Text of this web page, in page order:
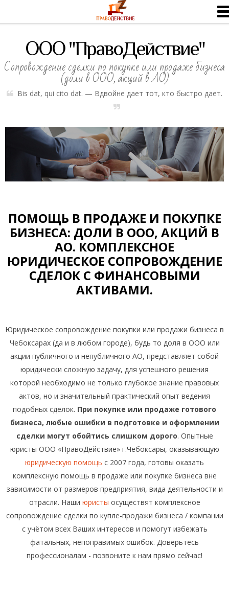
ООО "ПравоДействие"
Сопровождение сделки по покупке или продаже бизнеса
(доли в ООО, акций в АО)
Bis dat, qui cito dat. — Вдвойне дает тот, кто быстро дает.
ПОМОЩЬ В ПРОДАЖЕ И ПОКУПКЕ
БИЗНЕСА: ДОЛИ В ООО, АКЦИЙ В
АО. КОМПЛЕКСНОЕ
ЮРИДИЧЕСКОЕ СОПРОВОЖДЕНИЕ
СДЕЛОК С ФИНАНСОВЫМИ
АКТИВАМИ.
Юридическое сопровождение покупки или продажи бизнеса в
Чебоксарах (да и в любом городе), будь то доля в ООО или
акции публичного и непубличного АО, представляет собой
юридически сложную задачу, для успешного решения
которой необходимо не только глубокое знание правовых
актов, но и значительный практический опыт ведения
подобных сделок. При покупке или продаже готового
бизнеса, любые ошибки в подготовке и оформлении
сделки могут обойтись слишком дорого. Опытные
юристы ООО «ПравоДействие» г.Чебоксары, оказывающую
юридическую помощь с 2007 года, готовы оказать
комплексную помощь в продаже или покупке бизнеса вне
зависимости от размеров предприятия, вида деятельности и
отрасли. Наши юристы осуществят комплексное
сопровождение сделки по купле-продажи бизнеса / компании
с учётом всех Ваших интересов и помогут избежать
фатальных, непоправимых ошибок. Доверьтесь
профессионалам - позвоните к нам прямо сейчас!